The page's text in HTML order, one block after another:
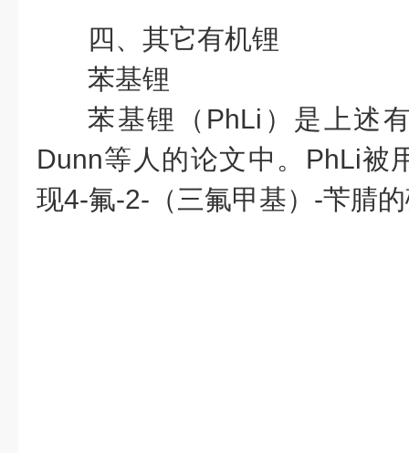
四、其它有机锂
苯基锂
苯基锂（ PhLi）是上述
Dunn等人的论文中。PhLi被
现4-氟-2-（三氟甲基）-苄腈